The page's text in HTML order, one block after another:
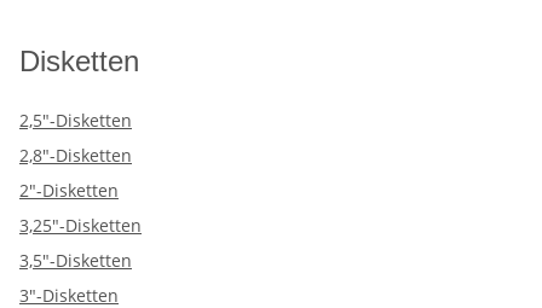
Disketten
2,5"-Disketten
2,8"-Disketten
2"-Disketten
3,25"-Disketten
3,5"-Disketten
3"-Disketten